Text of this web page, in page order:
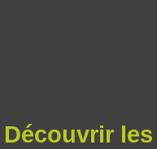
Découvrir